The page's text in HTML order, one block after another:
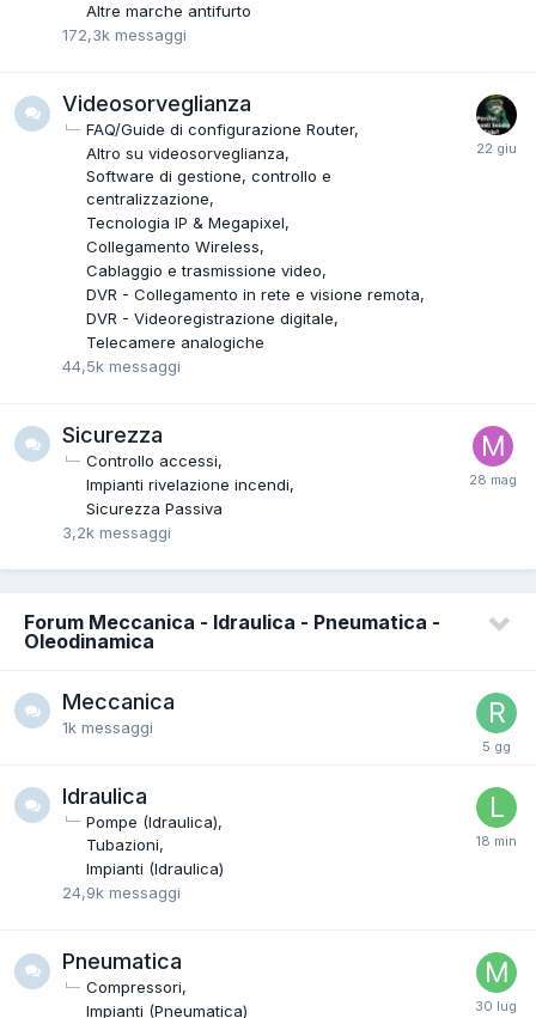
Altre marche antifurto
172,3k messaggi
Videosorveglianza
FAQ/Guide di configurazione Router
Altro su videosorveglianza
Software di gestione, controllo e
centralizzazione
Tecnologia IP & Megapixel
Collegamento Wireless
Cablaggio e trasmissione video
DVR - Collegamento in rete e visione remota
DVR - Videoregistrazione digitale
Telecamere analogiche
44,5k messaggi
Sicurezza
Controllo accessi
Impianti rivelazione incendi
Sicurezza Passiva
3,2k messaggi
Forum Meccanica - Idraulica - Pneumatica -
Oleodinamica
Meccanica
1k messaggi
Idraulica
Pompe (Idraulica)
Tubazioni
Impianti (Idraulica)
24,9k messaggi
Pneumatica
Compressori
Impianti (Pneumatica)